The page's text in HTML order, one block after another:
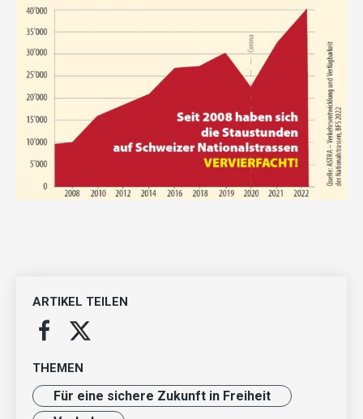
ARTIKEL TEILEN
THEMEN
Für eine sichere Zukunft in Freiheit